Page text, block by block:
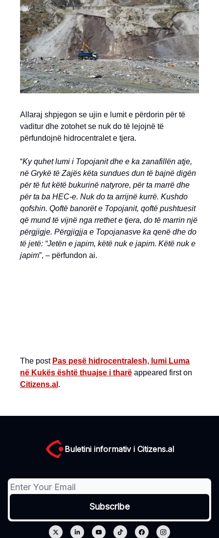
Allaraj shpjegon se ujin e lumit e përdorin për të
vaditur dhe zotohet se nuk do të lejojnë të
përfundojnë hidrocentralet e tjera.
“Ky quhet lumi i Topojanit dhe e ka zanafillën atje,
në Grykë të Zajës këta sundues dun të bajnë digën
për të fut këtë bukurinë natyrore, për ta marrë dhe
për ta ba HEC-e. Nuk do ta arrijnë kurrë. Kushdo
qofshin. Qoftë banorët e Topojanit, qoftë pushtuesit
që mund të vijnë nga rrethet e tjera, do të marrin një
përgjigje. Përgjigjja e Topojanasve ka qenë dhe do
të jetë: “Jetën e japim, këtë nuk e japim. Këtë nuk e
japim”, – përfundon ai.
The post Pas pesë hidrocentralesh, lumi Luma
në Kukës është thuajse i tharë appeared first on
Citizens.al .
Buletini informativ i Citizens.al